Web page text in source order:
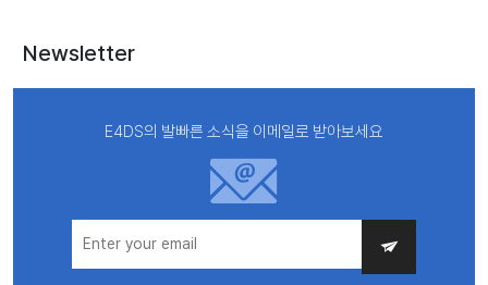
Newsletter
E4DS의 발빠른 소식을 이메일로 받아보세요